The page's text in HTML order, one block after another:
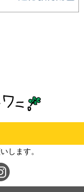
します。